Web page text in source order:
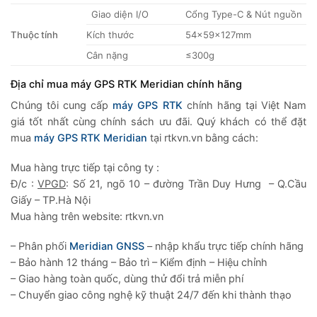
Thuộc tính
Giao diện I/O
Cổng Type-C & Nút nguồn
Kích thước
54×59×127mm
Cân nặng
≤300g
Địa chỉ mua máy GPS RTK Meridian chính hãng
Chúng tôi cung cấp máy GPS RTK chính hãng tại Việt Nam
giá tốt nhất cùng chính sách ưu đãi. Quý khách có thể đặt
mua máy GPS RTK Meridian tại rtkvn.vn bằng cách:
Mua hàng trực tiếp tại công ty :
Đ/c : VPGD: Số 21, ngõ 10 – đường Trần Duy Hưng – Q.Cầu
Giấy – TP.Hà Nội
Mua hàng trên website: rtkvn.vn
– Phân phối Meridian GNSS – nhập khẩu trực tiếp chính hãng
– Bảo hành 12 tháng – Bảo trì – Kiểm định – Hiệu chỉnh
– Giao hàng toàn quốc, dùng thử đổi trả miễn phí
– Chuyển giao công nghệ kỹ thuật 24/7 đến khi thành thạo